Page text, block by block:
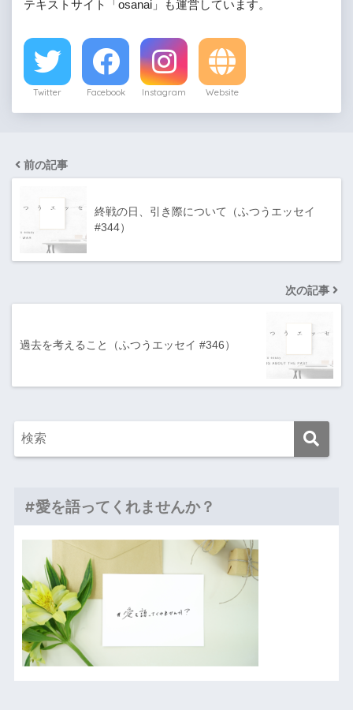
テキストサイト「osanai」も運営しています。
Twitter Facebook Instagram Website
前の記事
終戦の日、引き際について（ふつうエッセイ
#344）
次の記事
過去を考えること（ふつうエッセイ #346）
#愛を語ってくれませんか？